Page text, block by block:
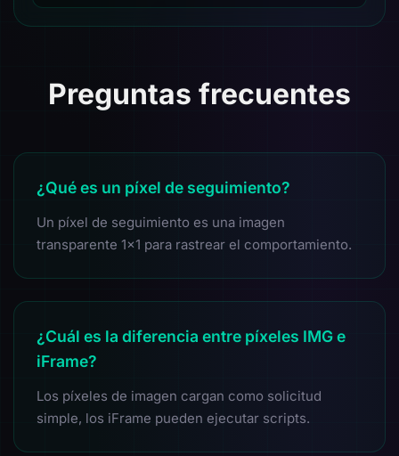
Preguntas frecuentes
¿Qué es un píxel de seguimiento?
Un píxel de seguimiento es una imagen
transparente 1x1 para rastrear el comportamiento.
¿Cuál es la diferencia entre píxeles IMG e
iFrame?
Los píxeles de imagen cargan como solicitud
simple, los iFrame pueden ejecutar scripts.